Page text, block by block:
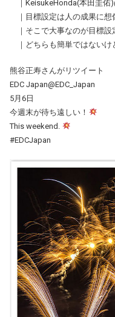
｜KeisukeHonda(本田圭佑
｜目標設定は人の成果に想
｜そこで大事なのが目標設
｜どちらも簡単ではないけ
熊谷正寿さんがリツイート
EDC Japan@EDC_Japan
5月6日
今週末が待ち遠しい！
This weekend.
#EDCJapan